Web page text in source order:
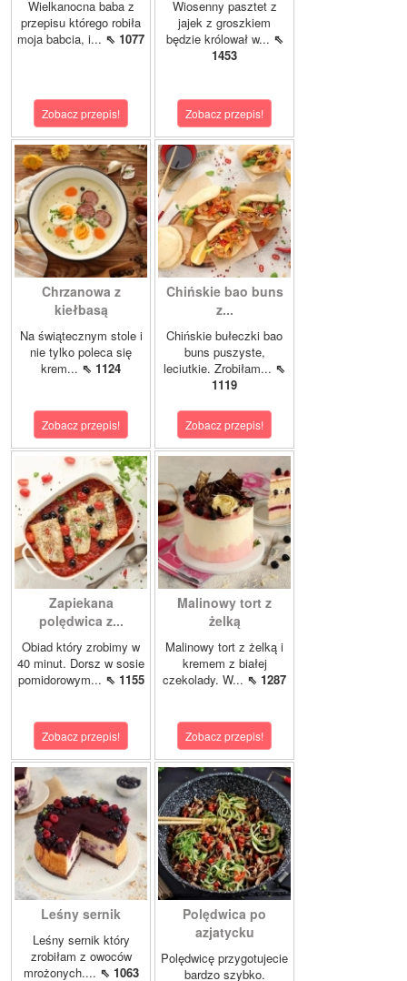
Wielkanocna baba z
przepisu którego robiła
moja babcia, i... ⇖ 1077
Zobacz przepis!
Wiosenny pasztet z
jajek z groszkiem
będzie królował w... ⇖
1453
Zobacz przepis!
Chrzanowa z
kiełbasą
Na świątecznym stole i
nie tylko poleca się
krem... ⇖ 1124
Zobacz przepis!
Chińskie bao buns
z...
Chińskie bułeczki bao
buns puszyste,
leciutkie. Zrobiłam... ⇖
1119
Zobacz przepis!
Zapiekana
polędwica z...
Obiad który zrobimy w
40 minut. Dorsz w sosie
pomidorowym... ⇖ 1155
Zobacz przepis!
Malinowy tort z
żelką
Malinowy tort z żelką i
kremem z białej
czekolady. W... ⇖ 1287
Zobacz przepis!
Leśny sernik
Leśny sernik który
zrobiłam z owoców
mrożonych.... ⇖ 1063
Polędwica po
azjatycku
Polędwicę przygotujecie
bardzo szybko.